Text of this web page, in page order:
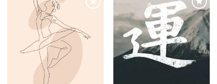
Adaugă
la
Adaugă
la
favorite